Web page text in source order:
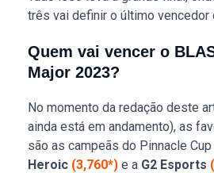
três vai definir o último vencedor
Quem vai vencer o
Major 2023?
No momento da redação deste
ainda está em andamento), as
são as campeãs do Pinnacle
Heroic (3,760*) e a G2 Esports